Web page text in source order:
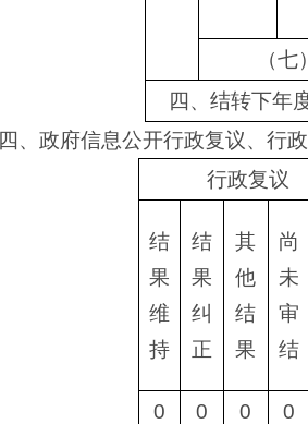
（
四、结转下年
四、政府信息公开行政复议、行
行政复议
结
果
维
持
结
果
纠
正
其
他
结
果
尚
未
审
结
0 0 0
0